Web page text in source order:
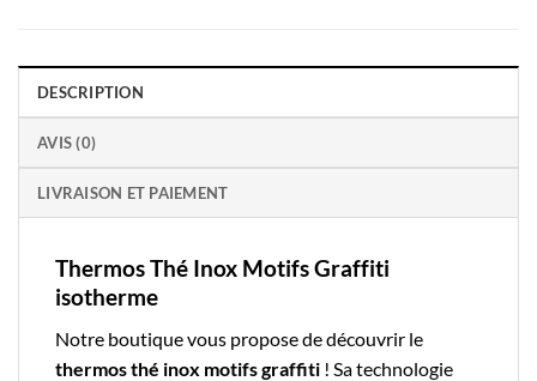
DESCRIPTION
AVIS (0)
LIVRAISON ET PAIEMENT
Thermos Thé Inox Motifs Graffiti
isotherme
Notre boutiquevous propose de découvrir le
thermos thé inox motifs graffiti ! Sa technologie